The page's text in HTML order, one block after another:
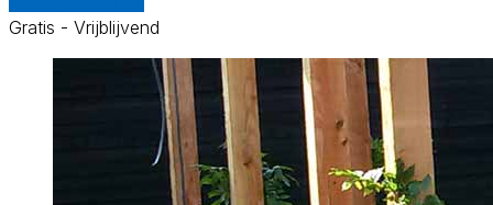
Gratis - Vrijblijvend